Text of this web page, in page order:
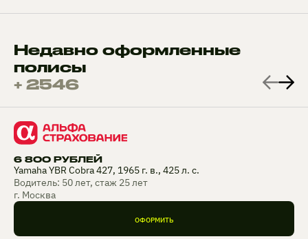
Недавно оформленные
полисы
+ 2546
6 800 РУБЛЕЙ
Yamaha YBR Cobra 427, 1965 г. в., 425 л. с.
Водитель: 50 лет, стаж 25 лет
г. Москва
ОФОРМИТЬ